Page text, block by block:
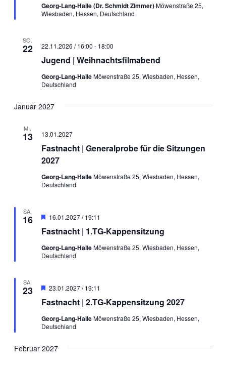
Georg-Lang-Halle (Dr. Schmidt Zimmer)Möwenstraße 25,
Wiesbaden, Hessen, Deutschland
SO.
22
Jugend | Weihnachtsfilmabend
22.11.2026 / 16:00 - 18:00
Georg-Lang-HalleMöwenstraße 25, Wiesbaden, Hessen,
Deutschland
Januar 2027
MI.
13
Fastnacht | Generalprobe für die Sitzungen
2027
13.01.2027
Georg-Lang-HalleMöwenstraße 25, Wiesbaden, Hessen,
Deutschland
SA.
16
Fastnacht | 1.TG-Kappensitzung
Hervorgehoben
16.01.2027 / 19:11
Georg-Lang-HalleMöwenstraße 25, Wiesbaden, Hessen,
Deutschland
SA.
23
Fastnacht | 2.TG-Kappensitzung 2027
Hervorgehoben
23.01.2027 / 19:11
Georg-Lang-HalleMöwenstraße 25, Wiesbaden, Hessen,
Deutschland
Februar 2027